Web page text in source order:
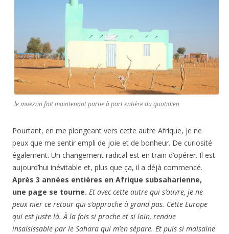
le muezzin fait maintenant partie à part entière du quotidien
Pourtant, en me plongeant vers cette autre Afrique, je ne
peux que me sentir empli de joie et de bonheur. De curiosité
également. Un changement radical est en train d’opérer. Il est
aujourd’hui inévitable et, plus que ça, il a déjà commencé.
Après 3 années entières en Afrique subsaharienne,
une page se tourne. Et avec cette autre qui s’ouvre, je ne
peux nier ce retour qui s’approche à grand pas. Cette Europe
qui est juste là. À la fois si proche et si loin, rendue
insaisissable par le Sahara qui m’en sépare. Et puis si malsaine